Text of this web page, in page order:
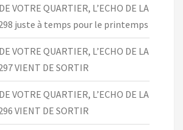
VOTRE QUARTIER, L’ECHO DE LA
298 juste à temps pour le printemps
VOTRE QUARTIER, L’ECHO DE LA
VIENT DE SORTIR
VOTRE QUARTIER, L’ECHO DE LA
VIENT DE SORTIR